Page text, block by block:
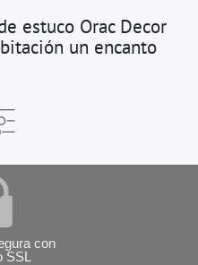
estuco Orac Decor
un encanto
con
SSL